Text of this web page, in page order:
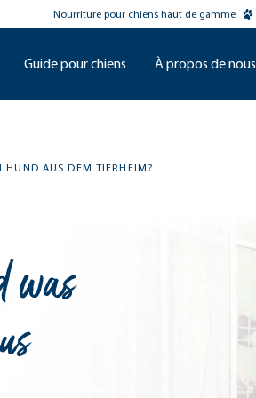
Nourriture pour chiens haut de gamme
Guide pour chiens À propos de nous
HUND AUS DEM TIERHEIM?